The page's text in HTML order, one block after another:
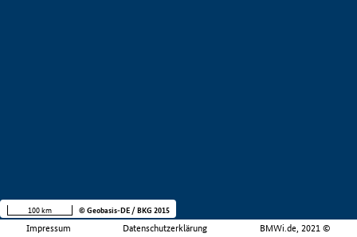
Impressum Datenschutzerklärung BMWi.de, 2021 ©
100 km © Geobasis-DE / BKG 2015